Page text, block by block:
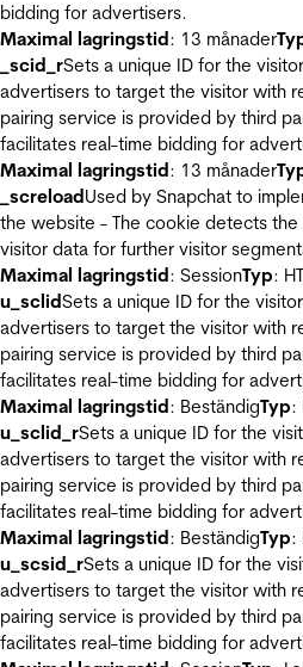
bidding for advertisers.
Maximal lagringstid: 13 månader
_scid_rSets a unique ID for the
advertisers to target the visitor with
pairing service is provided by third
facilitates real-time bidding for
Maximal lagringstid: 13 månader
_screloadUsed by Snapchat to
the website - The cookie detects
visitor data for further visitor
Maximal lagringstid: SessionTyp:
u_sclidSets a unique ID for the
advertisers to target the visitor with
pairing service is provided by third
facilitates real-time bidding for
Maximal lagringstid: BeständigTyp:
u_sclid_rSets a unique ID for the
advertisers to target the visitor with
pairing service is provided by third
facilitates real-time bidding for
Maximal lagringstid: BeständigTyp:
u_scsid_rSets a unique ID for the
advertisers to target the visitor with
pairing service is provided by third
facilitates real-time bidding for